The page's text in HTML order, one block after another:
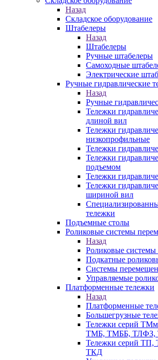
Назад
Складское оборудование
Штабелеры
Назад
Штабелеры
Ручные штабелеры
Самоходные
Электрические
Ручные гидравлические
Назад
Ручные
Тележки
длиной вил
Тележки
низкопрофильные
Тележки
Тележки
подъемом
Тележки
Тележки
шириной вил
тележки
Подъемные столы
Роликовые системы
Назад
Роликовые
Подкатные
Системы
Управляемые
Платформенные тележки
Назад
Платформенные
Большегрузные
Тележки серий
ТМБ, ТМББ, ТЛФЗ,
Тележки серий
ТКД